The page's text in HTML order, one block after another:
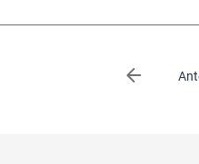
Página